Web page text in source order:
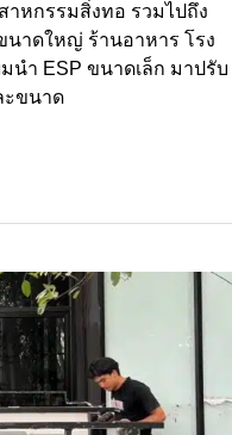
าหกรรมสิ่งทอ รวมไปถึง
าดใหญ่ ร้านอาหาร โรง
นำ ESP ขนาดเล็ก มาปรับ
ะขนาด